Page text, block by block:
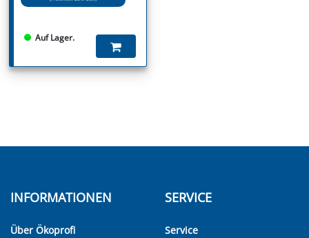
Auf Lager.
INFORMATIONEN
Über Ökoprofi
SERVICE
Service